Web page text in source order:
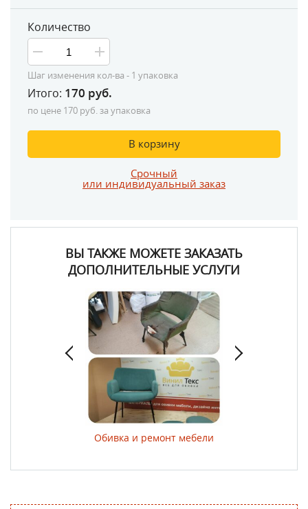
Количество
Шаг изменения кол-ва - 1 упаковка
Итого: 170 руб.
по цене 170 руб. за упаковка
В корзину
Срочный
или индивидуальный заказ
ВЫ ТАКЖЕ МОЖЕТЕ ЗАКАЗАТЬ
ДОПОЛНИТЕЛЬНЫЕ УСЛУГИ
Обивка и ремонт мебели